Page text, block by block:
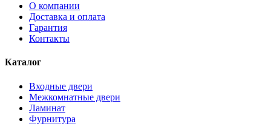
О компании
Доставка и оплата
Гарантия
Контакты
Каталог
Входные двери
Межкомнатные двери
Ламинат
Фурнитура